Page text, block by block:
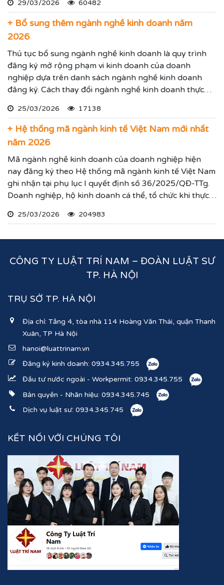
quyết các tranh chấp kinh tế hiệu quả đảm bảo sẽ giúp
thực hiện các yêu cầu mà Quý vị đưa ra.
29/03/2026 60482
+ Bổ sung thêm ngành nghề kinh doanh năm
2026
Thủ tục bổ sung ngành nghề kinh doanh là quy trình
đăng ký mở rộng phạm vi kinh doanh của doanh
nghiệp dựa trên danh sách ngành nghề kinh doanh
đăng ký. Cách thay đổi ngành nghề kinh doanh thực
25/03/2026 17138
+ Hệ thống mã ngành kinh tế Việt Nam mới nhất
năm 2026
Mã ngành nghề kinh doanh của doanh nghiệp hiện
nay đăng ký theo Hệ thống mã ngành kinh tế Việt Nam
ghi nhận tại phụ lục I quyết định số 36/2025/QĐ-TTg.
Doanh nghiệp, hộ kinh doanh cá thể, tổ chức khi thực
ghi nhận lĩnh vực hoạt động, ngành nghề kinh doanh
25/03/2026 204983
CÔNG TY LUẬT TRÍ NAM – ĐOÀN LUẬT SƯ
TP. HÀ NỘI
TRỤ SỞ TP. HÀ NỘI
Địa chỉ: Tầng 4, tòa nhà 114 Hoàng Văn Thái, quận Thanh
Xuân, TP Hà Nội
hanoi@luattrinam.vn
Đăng ký kinh doanh: 0934.345.755
Đầu tư nước ngoài - Workpermit: 0934.345.755
Bản quyền - Nhãn hiệu: 0934.345.745
Dịch vụ luật sư: 0934.345.745
KẾT NỐI VỚI CHÚNG TÔI